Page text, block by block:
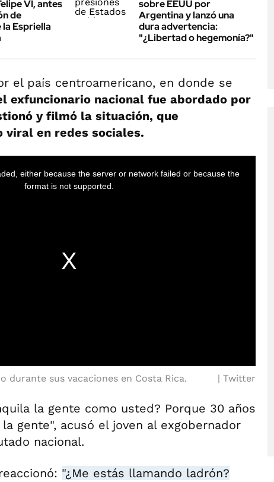
VI, antes
de
Espriella
sobre EEUU por
Argentina y lanzó una
dura advertencia:
"¿Libertad o hegemonía?"
el país centroamericano, en donde se
exfuncionario nacional fue abordado por
y filmó la situación, que
viral en redes sociales.
durante sus vacaciones en Costa Rica. Twitter
la gente como usted? Porque 30 años
gente", acusó el joven al exgobernador
nacional.
"¿Me estás llamando ladrón?